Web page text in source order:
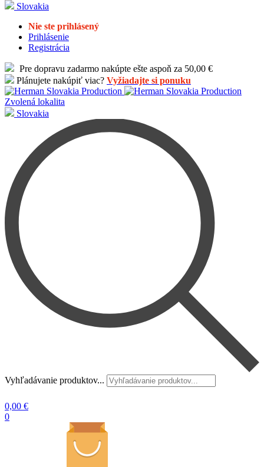
Slovakia
Nie ste prihlásený
Prihlásenie
Registrácia
Pre dopravu zadarmo nakúpte ešte aspoň za 50,00 €
Plánujete nakúpiť viac? Vyžiadajte si ponuku
Zvolená lokalita
Slovakia
Vyhľadávanie produktov...
0,00 €
0